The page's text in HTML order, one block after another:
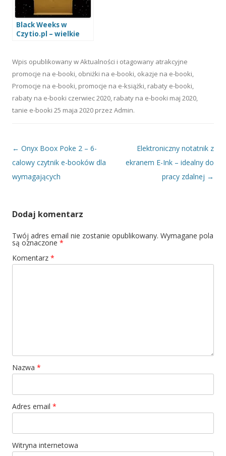
Black Weeks w
Czytio.pl – wielkie
Wpis opublikowany wAktualności i otagowany atrakcyjne
promocje na e-booki, obniżki na e-booki, okazje na e-booki,
Promocje na e-booki, promocje na e-książki, rabaty e-booki,
rabaty na e-booki czerwiec 2020, rabaty na e-booki maj 2020,
tanie e-booki 25 maja 2020 przez Admin.
Nawigacja wpisu
← Onyx Boox Poke 2 – 6-
calowy czytnik e-booków dla
wymagających
Elektroniczny notatnik z
ekranem E-Ink – idealny do
pracy zdalnej →
Dodaj komentarz
Twój adres email nie zostanie opublikowany. Wymagane pola
są oznaczone *
Komentarz *
Nazwa *
Adres email *
Witryna internetowa